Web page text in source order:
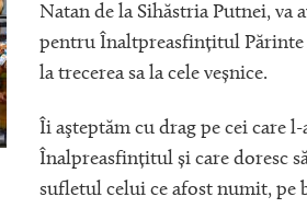
Natan de la Sihăstria Putnei, va
pentru Înaltpreasfințitul Părinte
la trecerea sa la cele veșnice.
Îi aşteptăm cu drag pe cei care
Înalpreasfințitul și care doresc
sufletul celui ce afost numit, pe